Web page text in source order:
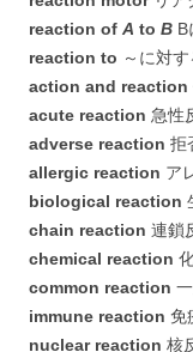
reaction of A to B B
reaction to ～に対
action and reaction
acute reaction 急性
adverse reaction 拒
allergic reaction ア
biological reaction
chain reaction 連鎖
chemical reaction
common reaction
immune reaction 免
nuclear reaction 核